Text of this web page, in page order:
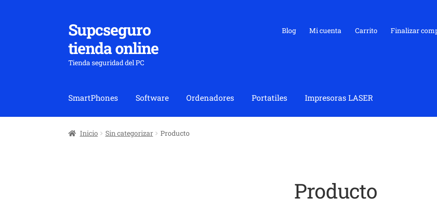
Ir
a
la
navegación
Ir
al
contenido
Supcseguro
tienda online
Tienda seguridad del PC
Blog Mi cuenta Carrito Finalizar
SmartPhones Software Ordenadores Portatiles Impresoras LASER
Inicio Sin categorizar Producto
Producto